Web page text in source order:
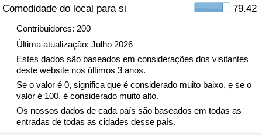
Comodidade do local para si
79.42
Contribuidores: 200
Última atualização: Julho 2026
Estes dados são baseados em considerações dos visitantes
deste website nos últimos 3 anos.
Se o valor é 0, significa que é considerado muito baixo, e se o
valor é 100, é considerado muito alto.
Os nossos dados de cada país são baseados em todas as
entradas de todas as cidades desse país.
Poluição
Indicador de Poluição (Atual)
Índice de poluição
Indicador de Poluição por País
Trânsito